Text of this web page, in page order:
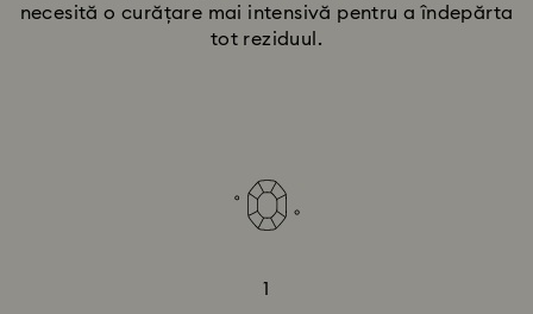
necesită o curățare mai intensivă pentru a îndepărta
tot reziduul.
1